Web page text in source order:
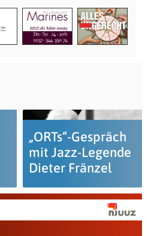
„ORTs“-Gespräch
mit Jazz-Legende
Dieter Fränzel